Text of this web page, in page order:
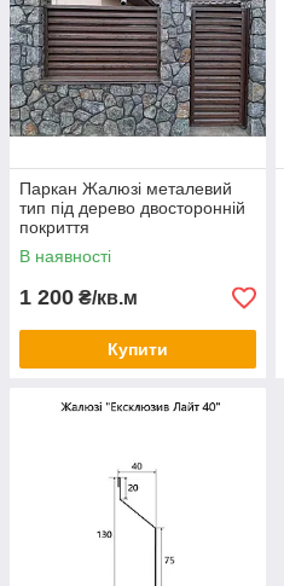
Паркан Жалюзі металевий
тип під дерево двосторонній
покриття
В наявності
1 200 ₴/кв.м
Купити